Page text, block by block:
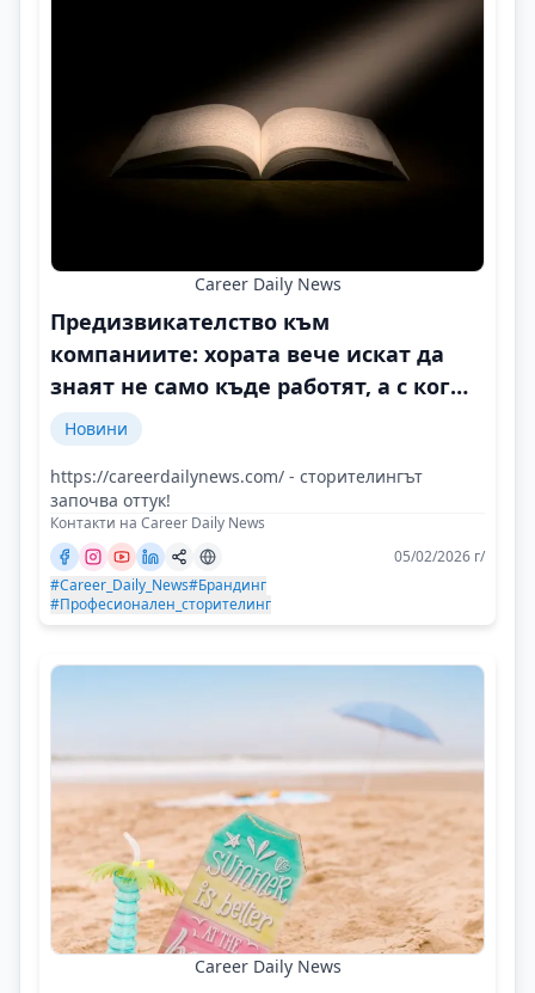
Career Daily News
Предизвикателство към
компаниите: хората вече искат да
знаят не само къде работят, а с кого
и защо
Новини
https://careerdailynews.com/ - сторителингът
започва оттук!
Контакти на Career Daily News
05/02/2026 г/
#Career_Daily_News#Брандинг
#Професионален_сторителинг
Career Daily News